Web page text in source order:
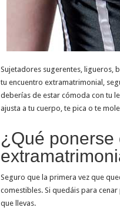
Sujetadores sugerentes, ligueros,
tu encuentro extramatrimonial,
deberías de estar cómoda con tu
ajusta a tu cuerpo, te pica o te
¿Qué
Seguro que la primera vez que
comestibles. Si quedáis para
que llevas.